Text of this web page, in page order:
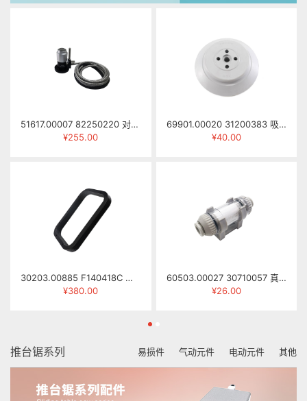
51617.00007 82250220 对刀仪 SY-68
¥255.00
69901.00020 31200383 吸盘(HS) ZXP050A
¥40.00
30203.00885 F140418C 伸缩防尘罩(SCM主轴) NCG2512-0418B
¥380.00
60503.00027 30710057 真空过滤器 ZFC200-08B
¥26.00
推台锯系列 易损件 气动元件 电动元件 其他